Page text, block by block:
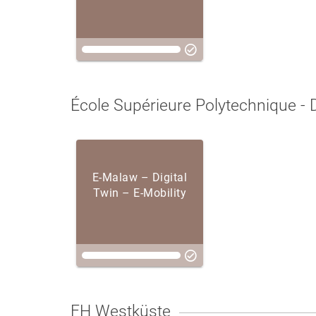
École Supérieure Polytechnique -
E-Malaw – Digital
Twin – E-Mobility
FH Westküste